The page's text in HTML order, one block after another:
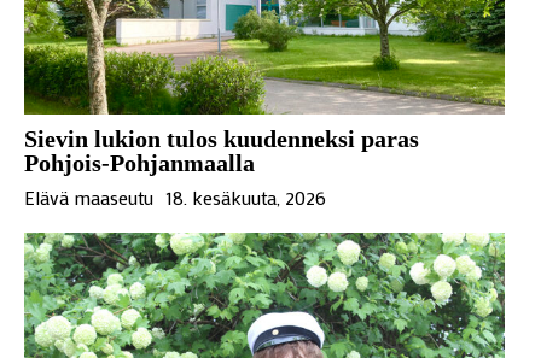
Sievin lukion tulos kuudenneksi paras
Pohjois-Pohjanmaalla
Elävä maaseutu 18. kesäkuuta, 2026